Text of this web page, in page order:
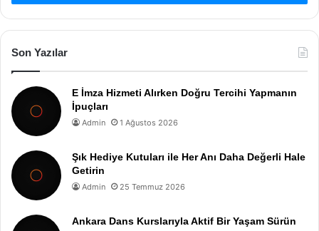
Son Yazılar
E İmza Hizmeti Alırken Doğru Tercihi Yapmanın
İpuçları
Admin 1 Ağustos 2026
Şık Hediye Kutuları ile Her Anı Daha Değerli Hale
Getirin
Admin 25 Temmuz 2026
Ankara Dans Kurslarıyla Aktif Bir Yaşam Sürün